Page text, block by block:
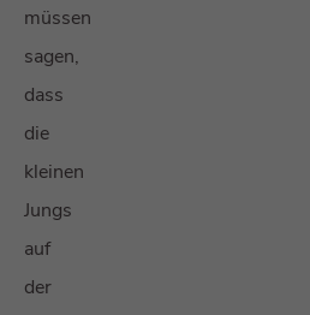
müssen
sagen,
dass
die
kleinen
Jungs
auf
der